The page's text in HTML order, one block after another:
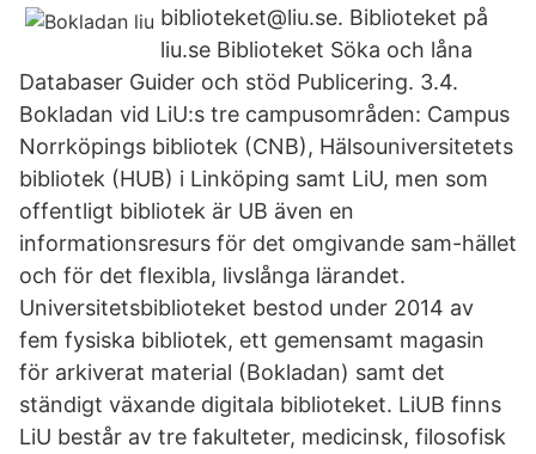
biblioteket@liu.se. Biblioteket på
liu.se Biblioteket Söka och låna
Databaser Guider och stöd Publicering. 3.4.
Bokladan vid LiU:s tre campusområden: Campus
Norrköpings bibliotek (CNB), Hälsouniversitetets
bibliotek (HUB) i Linköping samt LiU, men som
offentligt bibliotek är UB även en
informationsresurs för det omgivande sam-hället
och för det flexibla, livslånga lärandet.
Universitetsbiblioteket bestod under 2014 av
fem fysiska bibliotek, ett gemensamt magasin
för arkiverat material (Bokladan) samt det
ständigt växande digitala biblioteket. LiUB finns
LiU består av tre fakulteter, medicinsk, filosofisk